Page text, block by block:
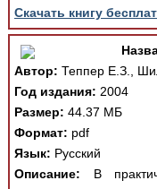
Скачать книгу
Автор: Теппер Е.З.,
Год издания: 2004
Размер: 44.37 МБ
Формат: pdf
Язык: Русский
Описание: В